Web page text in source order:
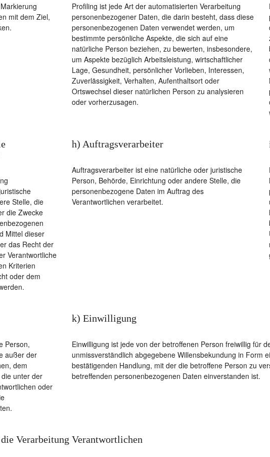
mit dem Ziel,
Profiling ist jede Art der automatisierten Verarbeitung
personenbezogener Daten, die darin besteht, dass diese
personenbezogenen Daten verwendet werden, um
bestimmte persönliche Aspekte, die sich auf eine
natürliche Person beziehen, zu bewerten, insbesondere,
um Aspekte bezüglich Arbeitsleistung, wirtschaftlicher
Lage, Gesundheit, persönlicher Vorlieben, Interessen,
Zuverlässigkeit, Verhalten, Aufenthaltsort oder
Ortswechsel dieser natürlichen Person zu analysieren
oder vorherzusagen.
Stelle, die
die Zwecke
Mittel dieser
das Recht der
Verantwortliche
Kriterien
oder dem
h) Auftragsverarbeiter
Auftragsverarbeiter ist eine natürliche oder juristische
Person, Behörde, Einrichtung oder andere Stelle, die
personenbezogene Daten im Auftrag des
Verantwortlichen verarbeitet.
Person,
außer der
dem
unter der
oder
k) Einwilligung
Einwilligung ist jede von der betroffenen Person freiwillig für
unmissverständlich abgegebene Willensbekundung in Form
bestätigenden Handlung, mit der die betroffene Person zu
betreffenden personenbezogenen Daten einverstanden ist.
Verarbeitung Verantwortlichen